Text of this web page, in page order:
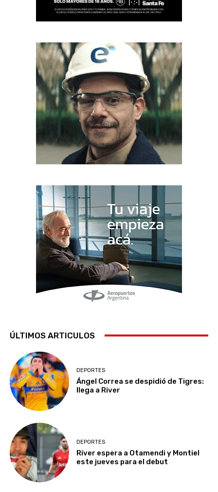
ÚLTIMOS ARTICULOS
DEPORTES
Ángel Correa se despidió de Tigres:
llega a River
DEPORTES
River espera a Otamendi y Montiel
este jueves para el debut